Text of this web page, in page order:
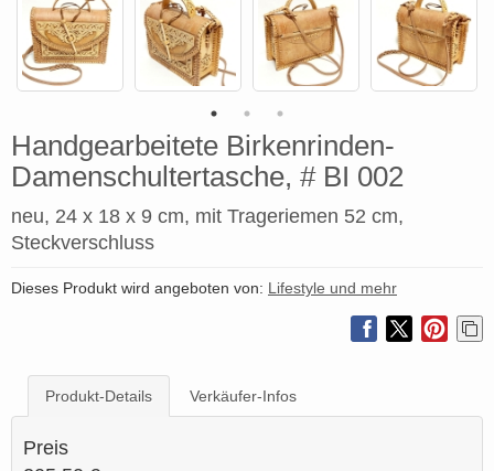
Handgearbeitete Birkenrinden-
Damenschultertasche, # BI 002
neu, 24 x 18 x 9 cm, mit Trageriemen 52 cm,
Steckverschluss
Dieses Produkt wird angeboten von: Lifestyle und mehr
Produkt-Details Verkäufer-Infos
Preis